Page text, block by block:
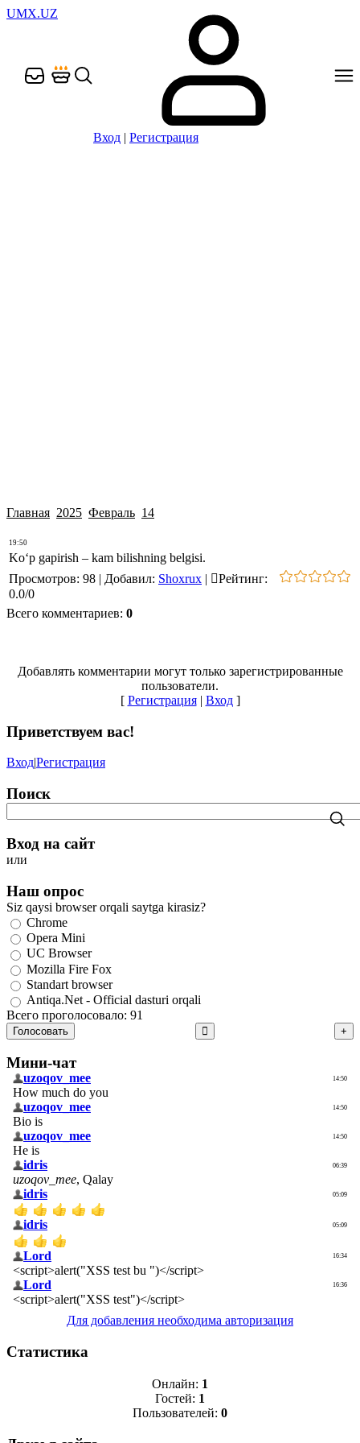
UMX.UZ
Вход | Регистрация
Главная 2025 Февраль 14
19:50
Ko‘p gapirish – kam bilishning belgisi.
Просмотров: 98 | Добавил: Shoxrux | Рейтинг:
0.0/0
Всего комментариев: 0
Добавлять комментарии могут только зарегистрированные
пользователи.
[ Регистрация| Вход]
Приветствуем вас!
Вход|Регистрация
Поиск
Вход на сайт
или
Наш опрос
Siz qaysi browser orqali saytga kirasiz?
Chrome
Opera Mini
UC Browser
Mozilla Fire Fox
Standart browser
Antiqa.Net - Official dasturi orqali
Всего проголосовало: 91
Голосовать
Мини-чат
Для добавления необходима авторизация
Статистика
Онлайн: 1
Гостей: 1
Пользователей: 0